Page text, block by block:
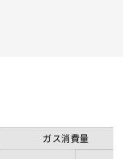
ガス消費量